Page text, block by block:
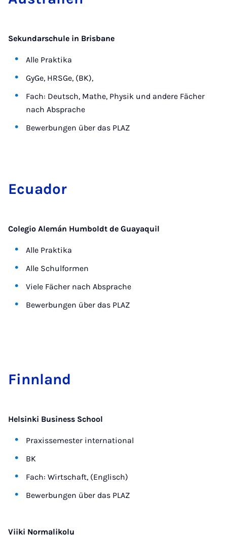
Sekundarschule in Brisbane
Alle Praktika
GyGe, HRSGe, (BK),
Fach: Deutsch, Mathe, Physik und andere Fächer
nach Absprache
Bewerbungen über das PLAZ
Ecu­a­dor
Colegio Alemán Humboldt de Guayaquil
Alle Praktika
Alle Schulformen
Viele Fächer nach Absprache
Bewerbungen über das PLAZ
Finn­land
Helsinki Business School
Praxissemester international
BK
Fach: Wirtschaft, (Englisch)
Bewerbungen über das PLAZ
Viiki Normalikolu